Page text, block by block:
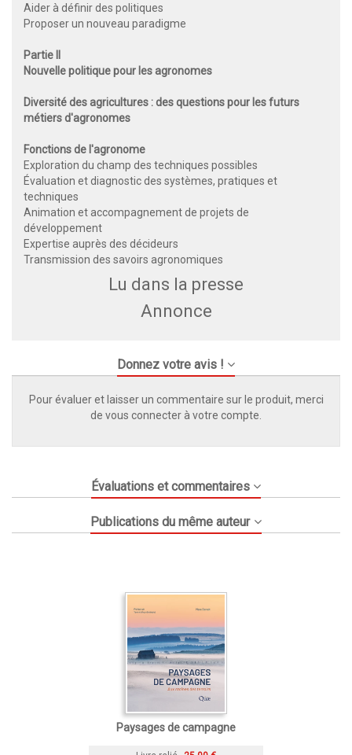
Aider à définir des politiques
Proposer un nouveau paradigme
Partie II
Nouvelle politique pour les agronomes
Diversité des agricultures : des questions pour les futurs
métiers d'agronomes
Fonctions de l'agronome
Exploration du champ des techniques possibles
Évaluation et diagnostic des systèmes, pratiques et
techniques
Animation et accompagnement de projets de
développement
Expertise auprès des décideurs
Transmission des savoirs agronomiques
Lu dans la presse
Annonce
Donnez votre avis !
Pour évaluer et laisser un commentaire sur le produit, merci
de vous connecter à votre compte.
Évaluations et commentaires
Publications du même auteur
Paysages de campagne